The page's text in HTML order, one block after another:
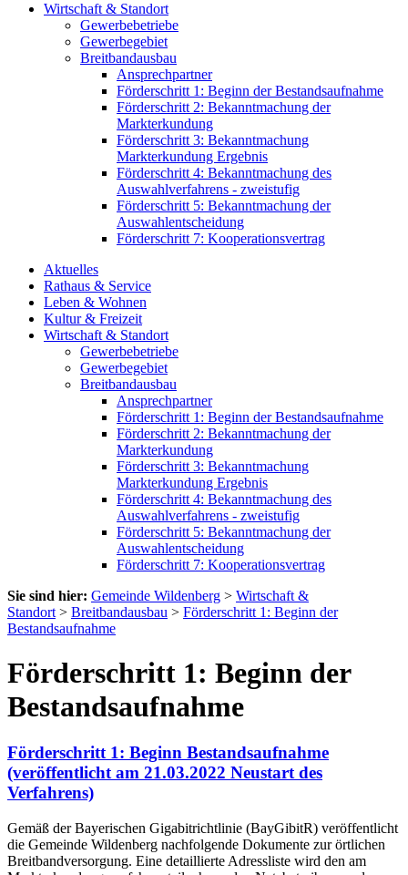
Wirtschaft & Standort
Gewerbebetriebe
Gewerbegebiet
Breitbandausbau
Ansprechpartner
Förderschritt 1: Beginn der Bestandsaufnahme
Förderschritt 2: Bekanntmachung der
Markterkundung
Förderschritt 3: Bekanntmachung
Markterkundung Ergebnis
Förderschritt 4: Bekanntmachung des
Auswahlverfahrens - zweistufig
Förderschritt 5: Bekanntmachung der
Auswahlentscheidung
Förderschritt 7: Kooperationsvertrag
Aktuelles
Rathaus & Service
Leben & Wohnen
Kultur & Freizeit
Wirtschaft & Standort
Gewerbebetriebe
Gewerbegebiet
Breitbandausbau
Ansprechpartner
Förderschritt 1: Beginn der Bestandsaufnahme
Förderschritt 2: Bekanntmachung der
Markterkundung
Förderschritt 3: Bekanntmachung
Markterkundung Ergebnis
Förderschritt 4: Bekanntmachung des
Auswahlverfahrens - zweistufig
Förderschritt 5: Bekanntmachung der
Auswahlentscheidung
Förderschritt 7: Kooperationsvertrag
Sie sind hier: Gemeinde Wildenberg > Wirtschaft &
Standort > Breitbandausbau > Förderschritt 1: Beginn der
Bestandsaufnahme
Förderschritt 1: Beginn der
Bestandsaufnahme
Förderschritt 1: Beginn Bestandsaufnahme
(veröffentlicht am 21.03.2022 Neustart des
Verfahrens)
Gemäß der Bayerischen Gigabitrichtlinie (BayGibitR) veröffentlicht
die Gemeinde Wildenberg nachfolgende Dokumente zur örtlichen
Breitbandversorgung. Eine detaillierte Adressliste wird den am